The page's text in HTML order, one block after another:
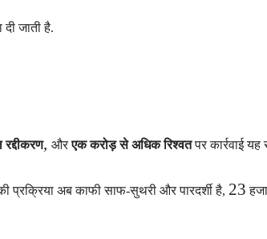
जाती है.
रद्दीकरण, और एक करोड़ से अधिक रिश्वत पर कार्रवाई
प्रक्रिया अब काफी साफ-सुथरी और पारदर्शी है, 23